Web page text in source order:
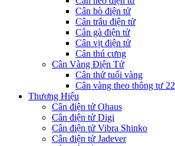
Cân bò điện tử
Cân trâu điện tử
Cân gà điện tử
Cân vịt điện tử
Cân thú cưng
Cân Vàng Điện Tử
Cân thử tuổi vàng
Cân vàng theo thông tư 22
Thương Hiệu
Cân điện tử Ohaus
Cân điện tử Digi
Cân điện tử Vibra Shinko
Cân điện tử Jadever